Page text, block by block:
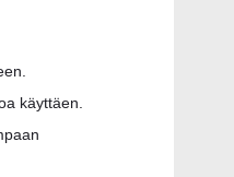
käyttäen.